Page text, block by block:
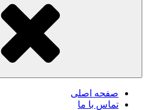
صفحه اصلی
تماس با ما